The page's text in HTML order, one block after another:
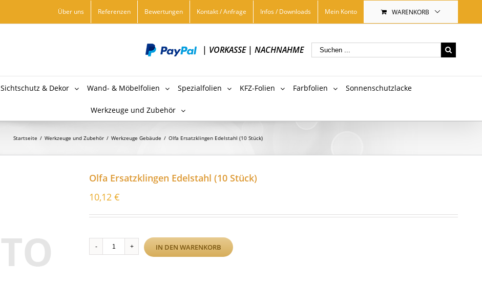
Über uns Referenzen Bewertungen Kontakt / Anfrage Infos / Downloads Mein Konto WARENKORB
| VORKASSE| NACHNAHME
Sichtschutz & Dekor Wand- & Möbelfolien Spezialfolien KFZ-Folien Farbfolien Sonnenschutzlacke
Werkzeuge und Zubehör
Startseite / Werkzeuge und Zubehör / Werkzeuge Gebäude / Olfa Ersatzklingen Edelstahl (10 Stück)
Olfa Ersatzklingen Edelstahl (10 Stück)
10,12 €
Olfa
Ersatzklingen
IN DEN WARENKORB